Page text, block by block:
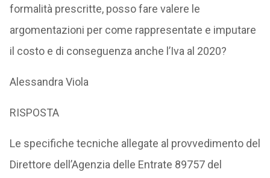
formalità prescritte, posso fare valere le
argomentazioni per come rappresentate e imputare
il costo e di conseguenza anche l’Iva al 2020?
Alessandra Viola
RISPOSTA
Le specifiche tecniche allegate al provvedimento del
Direttore dell’Agenzia delle Entrate 89757 del